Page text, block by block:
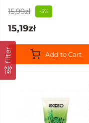
filter
15,99zł -5%
15,19zł
Add to Cart